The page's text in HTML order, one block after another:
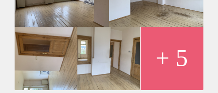
maanden.
Prijs excl. gas, water en licht
+ 5